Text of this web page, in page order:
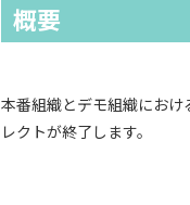
概要
本番組織とデモ組織にお
レクトが終了します。